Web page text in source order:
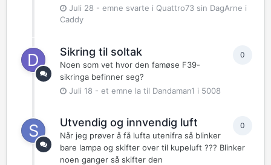
Juli 28 - emne svarte i Quattro73 sin DagArne i
Caddy
0
Sikring til soltak
Noen som vet hvor den famøse F39-
sikringa befinner seg?
Juli 18 - et emne la til Dandaman1 i 5008
0
Utvendig og innvendig luft
Når jeg prøver å få lufta utenifra så blinker
bare lampa og skifter over til kupeluft ??? Blinker
noen ganger så skifter den